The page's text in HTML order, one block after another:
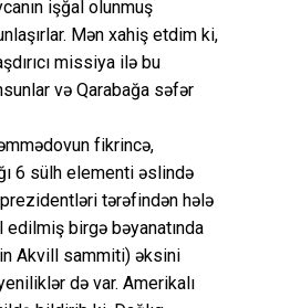
işğal olunmuş
Mən xahiş etdim ki,
missiya ilə bu
və Qarabağa səfər
fikrincə,
6 sülh elementi əslində
tərəfindən hələ
birgə bəyanatında
Akvill sammiti) əksini
də var. Amerikalı